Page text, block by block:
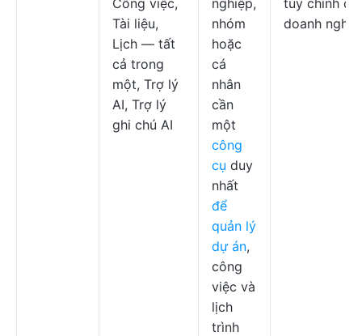
Công việc,
Tài liệu,
Lịch — tất
cả trong
một, Trợ lý
AI, Trợ lý
ghi chú AI
nghiệp,
nhóm
hoặc
cá
nhân
cần
một
công
cụ duy
nhất
để
quản lý
dự án,
công
việc và
lịch
trình
tùy chỉnh
doanh